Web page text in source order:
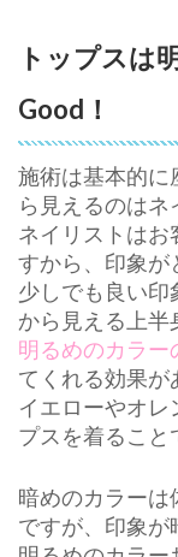
トップスは
Good！
施術は基本的に
ら見えるのはネ
ネイリストは
すから、印象が
少しでも良い印
から見える上半
明るめのカラー
てくれる効果が
イエローやオレ
プスを着ること
暗めのカラーは
ですが、印象が